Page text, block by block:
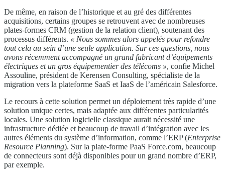
De même, en raison de l’historique et au gré des différentes
acquisitions, certains groupes se retrouvent avec de nombreuses
plates-formes CRM (gestion de la relation client), soutenant des
processus différents. « Nous sommes alors appelés pour refondre
tout cela au sein d’une seule application. Sur ces questions, nous
avons récemment accompagné un grand fabricant d’équipements
électriques et un gros équipementier des télécoms », confie Michel
Assouline, président de Kerensen Consulting, spécialiste de la
migration vers la plateforme SaaS et IaaS de l’américain Salesforce.
Le recours à cette solution permet un déploiement très rapide d’une
solution unique certes, mais adaptée aux différentes particularités
locales. Une solution logicielle classique aurait nécessité une
infrastructure dédiée et beaucoup de travail d’intégration avec les
autres éléments du système d’information, comme l’ERP (Enterprise
Resource Planning). Sur la plate-forme PaaS Force.com, beaucoup
de connecteurs sont déjà disponibles pour un grand nombre d’ERP,
par exemple.